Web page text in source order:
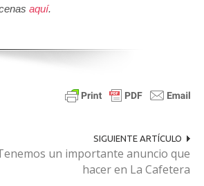
aquí.
SIGUIENTE ARTÍCULO
un importante anuncio que
hacer en La Cafetera